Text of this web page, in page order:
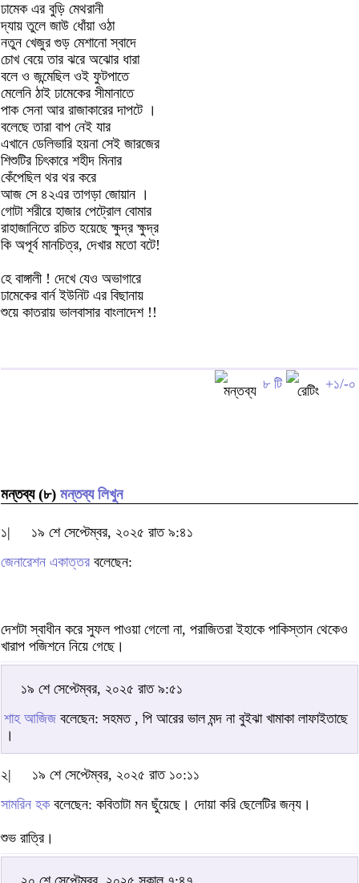
ঢামেক এর বুড়ি মেথরানী
দ্যায় তুলে জাউ ধোঁয়া ওঠা
নতুন খেজুর গুড় মেশানো স্বাদে
চোখ বেয়ে তার ঝরে অঝোর ধারা
বলে ও জন্মেছিল ওই ফুটপাতে
মেলেনি ঠাই ঢামেকের সীমানাতে
পাক সেনা আর রাজাকারের দাপটে ।
বলেছে তারা বাপ নেই যার
এখানে ডেলিভারি হয়না সেই জারজের
শিশুটির চিৎকারে শহীদ মিনার
কেঁপেছিল থর থর করে
আজ সে ৪২এর তাগড়া জোয়ান ।
গোটা শরীরে হাজার পেট্রোল বোমার
রাহাজানিতে রচিত হয়েছে ক্ষুদ্র ক্ষুদ্র
কি অপূর্ব মানচিত্র, দেখার মতো বটে!
হে বাঙ্গালী ! দেখে যেও অভাগারে
ঢামেকের বার্ন ইউনিট এর বিছানায়
শুয়ে কাতরায় ভালবাসার বাংলাদেশ !!
৮ টি +১/-০
মন্তব্য (৮) মন্তব্য লিখুন
১|
১৯ শে সেপ্টেম্বর, ২০২৫ রাত ৯:৪১
জেনারেশন একাত্তর বলেছেন:
দেশটা স্বাধীন করে সুফল পাওয়া গেলো না, পরাজিতরা ইহাকে পাকিস্তান থেকেও
খারাপ পজিশনে নিয়ে গেছে।
১৯ শে সেপ্টেম্বর, ২০২৫ রাত ৯:৫১
শাহ আজিজ বলেছেন: সহমত , পি আরের ভাল মন্দ না বুইঝা খামাকা লাফাইতাছে
।
২|
১৯ শে সেপ্টেম্বর, ২০২৫ রাত ১০:১১
সামরিন হকবলেছেন: কবিতাটা মন ছুঁয়েছে। দোয়া করি ছেলেটির জন‍্য।
শুভ রাত্রি।